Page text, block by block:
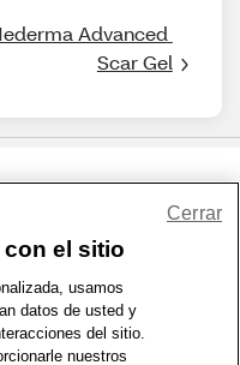
Advanced
Scar Gel
de Uso | Accesibilidad
Policy | Mapa del sitio
- 2026 CVS.com
el sitio
usamos
datos de usted y
del sitio.
nuestros
Cerrar